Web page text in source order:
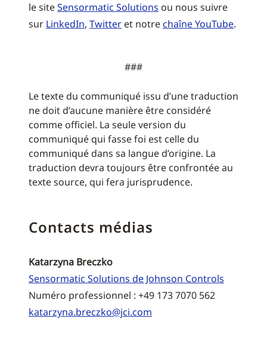
le siteSensormatic Solutions ou nous suivre
sur LinkedIn, Twitter et notre chaîne YouTube.
###
Le texte du communiqué issu d’une traduction
ne doit d’aucune manière être considéré
comme officiel. La seule version du
communiqué qui fasse foi est celle du
communiqué dans sa langue d’origine. La
traduction devra toujours être confrontée au
texte source, qui fera jurisprudence.
Contacts médias
Katarzyna Breczko
Sensormatic Solutions de Johnson Controls
Numéro professionnel : +49 173 7070 562
katarzyna.breczko@jci.com